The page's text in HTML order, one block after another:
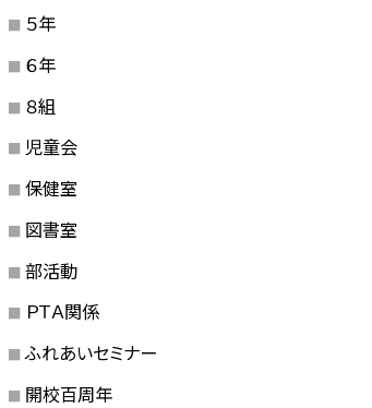
５年
６年
８組
児童会
保健室
図書室
部活動
ＰＴＡ関係
ふれあいセミナー
開校百周年